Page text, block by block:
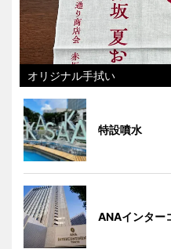
オリジナル手拭い
特設噴水
ANAインター